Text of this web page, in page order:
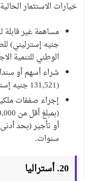
خيارات الاستثمار
جنيه إسترليني)
الوطني للتنمية
(131,521 جنيه إسترليني) ، و
إجراء صفقات
(بمبلغ أقل من 350,000 يورو) ،
سنوات.
20. أستراليا